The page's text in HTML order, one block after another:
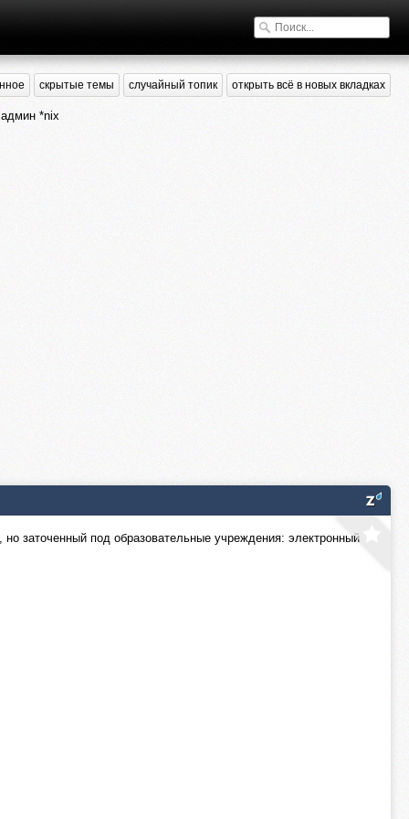
скрытые темы случайный топик открыть всё в новых вкладках
*nix
заточенный под образовательные учреждения: электронный